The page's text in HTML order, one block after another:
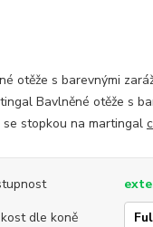
otěže s barevnými
Bavlněné otěže s
se stopkou na martingal
dle koně